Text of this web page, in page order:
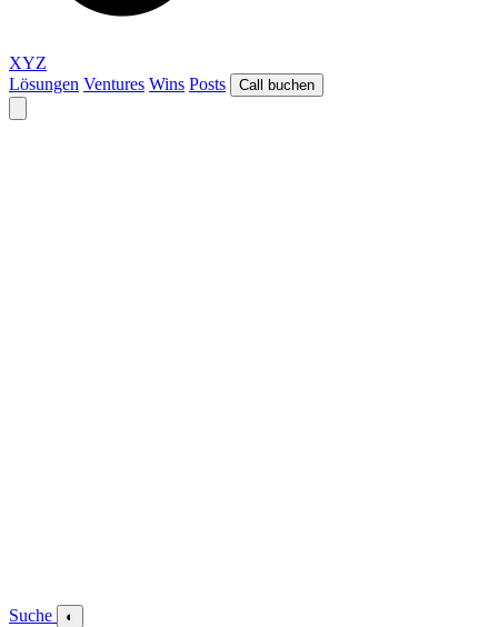
XYZ
Lösungen Ventures Wins Posts Call buchen
Suche ◐